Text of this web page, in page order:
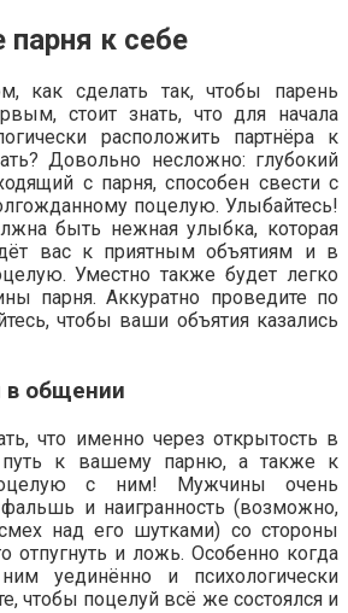
к себе
как сделать так, чтобы парень
стоит знать, что для начала
расположить партнёра к
Довольно несложно: глубокий
с парня, способен свести с
поцелую. Улыбайтесь!
быть нежная улыбка, которая
вас к приятным объятиям и в
Уместно также будет легко
парня. Аккуратно проведите по
чтобы ваши объятия казались
в общении
что именно через открытость в
к вашему парню, а также к
с ним! Мужчины очень
и наигранность (возможно,
над его шутками) со стороны
отпугнуть и ложь. Особенно когда
уединённо и психологически
чтобы поцелуй всё же состоялся и